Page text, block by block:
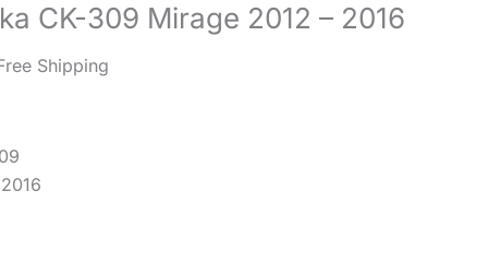
CK-309 Mirage 2012 – 2016
Shipping